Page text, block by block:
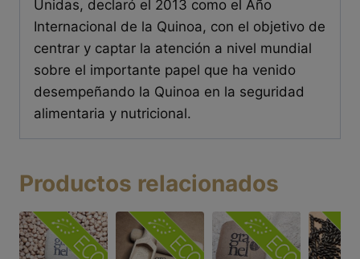
Unidas, declaró el 2013 como el Año
Internacional de la Quinoa, con el objetivo de
centrar y captar la atención a nivel mundial
sobre el importante papel que ha venido
desempeñando la Quinoa en la seguridad
alimentaria y nutricional.
Productos relacionados